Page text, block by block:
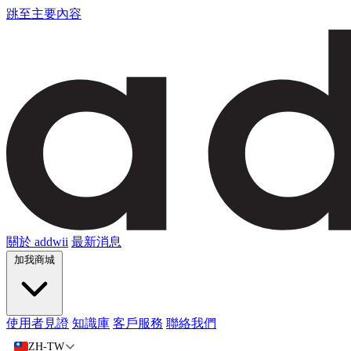
跳至主要內容
關於 addwii 最新消息
加我商城
使用者見證 知識庫 客戶服務 聯絡我們
ZH-TW